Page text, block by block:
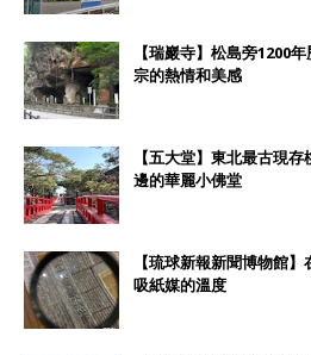
【瑞巖寺】松島旁1200
宗的熱情和美感
【五大堂】東北最古現
邊的華麗小佛堂
【琉球新報新聞博物館
吸紙媒的溫度